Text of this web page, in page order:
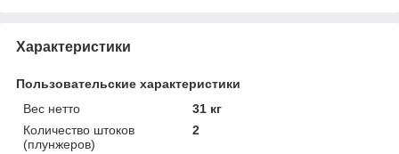
Характеристики
Пользовательские характеристики
Вес нетто
31 кг
Количество штоков
(плунжеров)
2